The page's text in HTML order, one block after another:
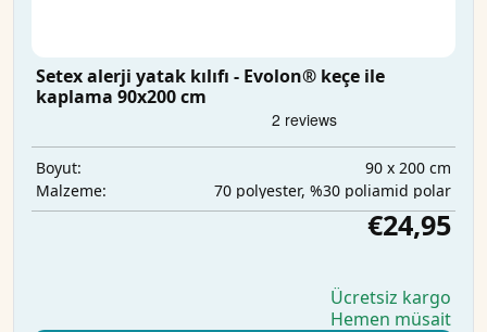
Setex alerji yatak kılıfı - Evolon® keçe ile
kaplama 90x200 cm
Boyut:
90 x 200 cm
Malzeme:
70 polyester, %30 poliamid polar
€24,95
Ücretsiz kargo
Hemen müsait